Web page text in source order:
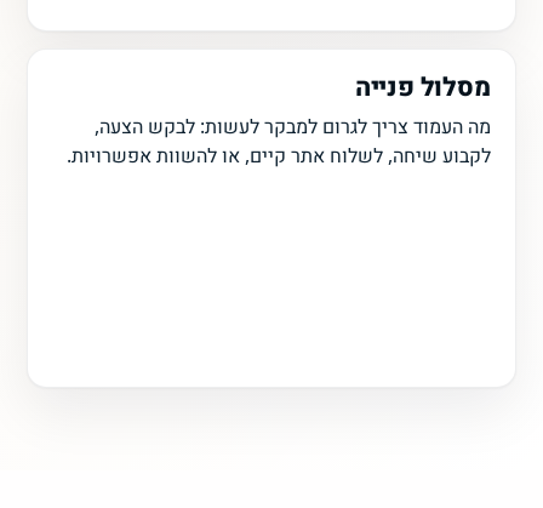
מסלול פנייה
מה העמוד צריך לגרום למבקר לעשות: לבקש הצעה,
לקבוע שיחה, לשלוח אתר קיים, או להשוות אפשרויות.